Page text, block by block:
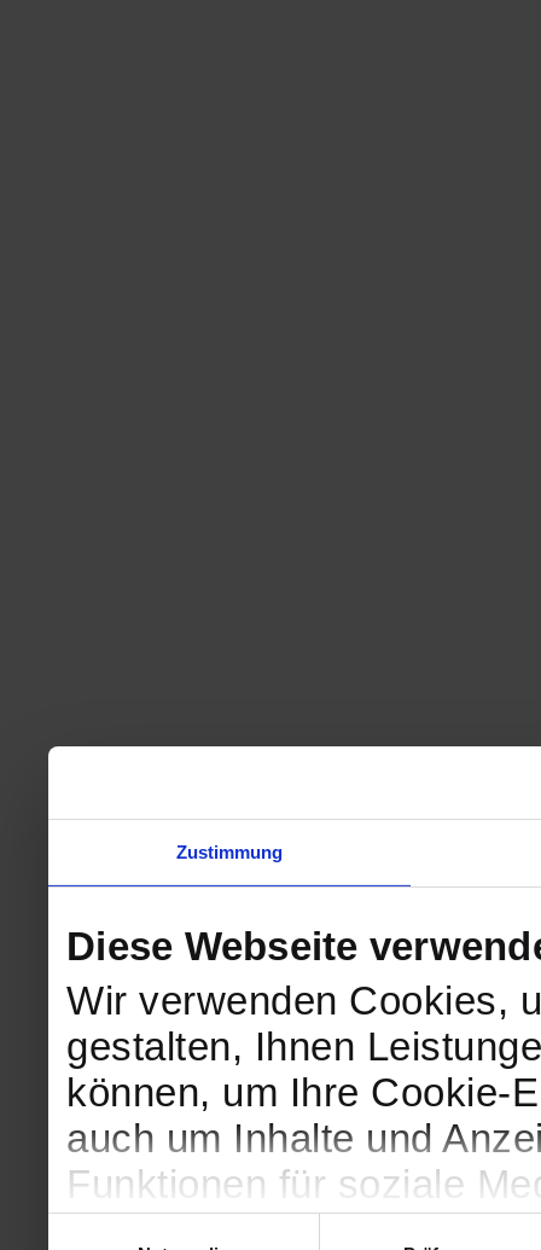
Zustimmung
Diese Webseite
Wir verwenden Cookies,
gestalten, Ihnen
können, um Ihre Cookie-
auch um Inhalte und
Funktionen für soziale